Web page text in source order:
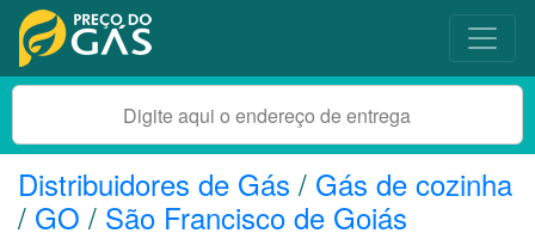
Distribuidores de Gás / Gás de cozinha
/ GO / São Francisco de Goiás